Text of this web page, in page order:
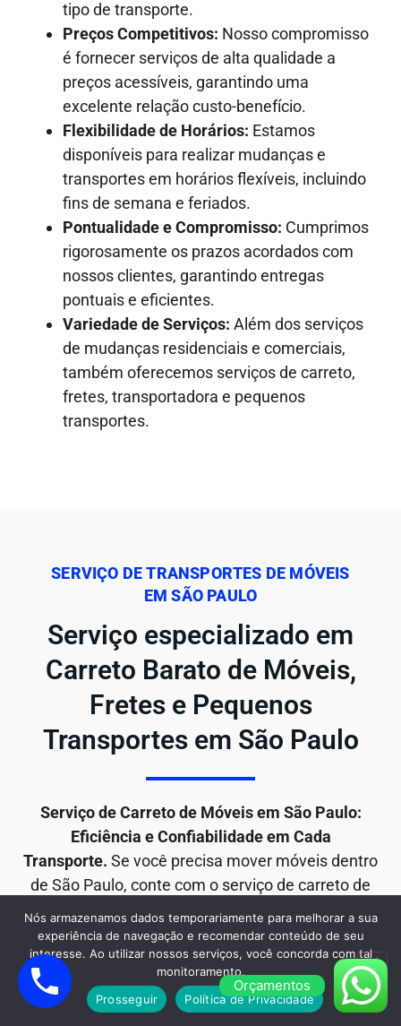
tipo de transporte.
Preços Competitivos: Nosso compromisso
é fornecer serviços de alta qualidade a
preços acessíveis, garantindo uma
excelente relação custo-benefício.
Flexibilidade de Horários: Estamos
disponíveis para realizar mudanças e
transportes em horários flexíveis, incluindo
fins de semana e feriados.
Pontualidade e Compromisso: Cumprimos
rigorosamente os prazos acordados com
nossos clientes, garantindo entregas
pontuais e eficientes.
Variedade de Serviços: Além dos serviços
de mudanças residenciais e comerciais,
também oferecemos serviços de carreto,
fretes, transportadora e pequenos
transportes.
SERVIÇO DE TRANSPORTES DE MÓVEIS
EM SÃO PAULO
Serviço especializado em
Carreto Barato de Móveis,
Fretes e Pequenos
Transportes em São Paulo
Serviço de Carreto de Móveis em São Paulo:
Eficiência e Confiabilidade em Cada
Transporte. Se você precisa mover móveis dentro
de São Paulo, conte com o serviço de carreto de
móveis da Mudança Barato para uma solução
rápida, segura e eficiente. Com anos de
experiência e um compromisso inabalável com a
satisfação do cliente, estamos aqui para tornar sua
mudança de móveis o mais tranquila possível.
Orçamentos
Nós armazenamos dados temporariamente para melhorar a sua
experiência de navegação e recomendar conteúdo de seu
interesse. Ao utilizar nossos serviços, você concorda com tal
monitoramento.
Prosseguir
Política de Privacidade